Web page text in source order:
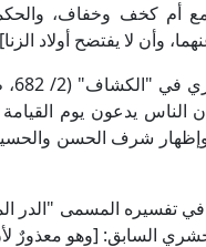
أم كخف وخفاف،
وأن لا يفتضح أولاد
الناس يدعون يوم
شرف الحسن
السابق: [وهو معذورٌ